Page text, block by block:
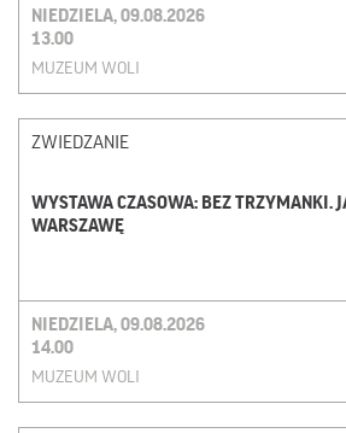
NIEDZIELA, 09.08.2026
13.00
MUZEUM WOLI
ZWIEDZANIE
WYSTAWA CZASOWA: BEZ TRZYMANKI.
WARSZAWĘ
NIEDZIELA, 09.08.2026
14.00
MUZEUM WOLI